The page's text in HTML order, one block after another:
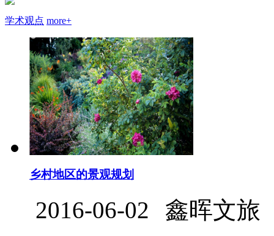
学术观点 more+
乡村地区的景观规划
2016-06-02 鑫晖文旅